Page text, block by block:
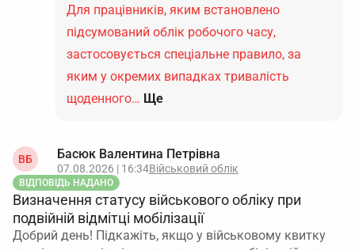
Для працівників, яким встановлено
підсумований облік робочого часу,
застосовується спеціальне правило, за
яким у окремих випадках тривалість
щоденного… Ще
ВБ Басюк Валентина Петрівна
07.08.2026 | 16:34Військовий облік
ВІДПОВІДЬ НАДАНО
Визначення статусу військового обліку при
подвійній відмітці мобілізації
Добрий день! Підкажіть, якщо у військовому квитку